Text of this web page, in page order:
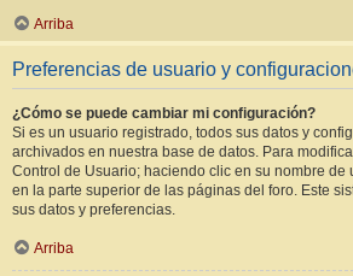
Arriba
Preferencias de usuario y
¿Cómo se puede cambiar mi configuración?
Si es un usuario registrado, todos sus datos y
archivados en nuestra base de datos. Para
Control de Usuario; haciendo clic en su nombre de
en la parte superior de las páginas del foro. Este
sus datos y preferencias.
Arriba